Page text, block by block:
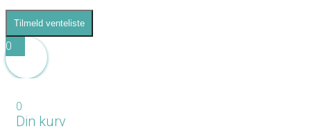
Tilmeld venteliste
0
0
Din kurv